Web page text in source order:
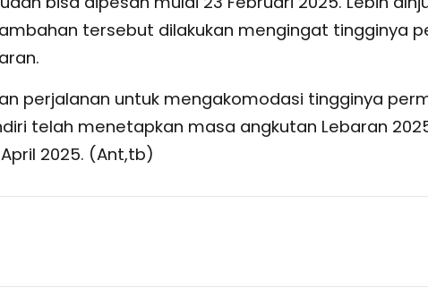
tersebut dilakukan mengingat tingginya
perjalanan untuk mengakomodasi tingginya
telah menetapkan masa angkutan Lebaran
2025. (Ant,tb)